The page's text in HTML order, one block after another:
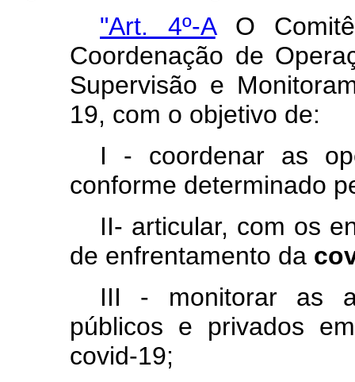
"Art. 4º-AO
Coordenação de
Supervisão e
19, com o objetivo de:
I - coordenar as
conforme determinado
II- articular, com os
de enfrentamento da
III - monitorar as
públicos e privados
covid-19;